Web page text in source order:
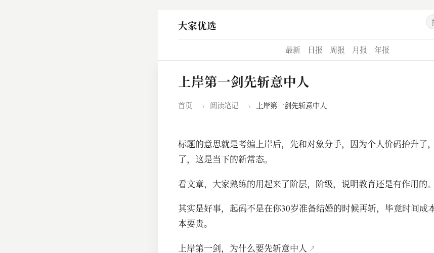
大家优选
最新 日报 周报 月报 年报
上岸第一剑先斩意中人
首页 › 阅读笔记 › 上岸第一剑先斩意中人
标题的意思就是考编上岸后，先和对象分手，因为个人价码抬升了
了，这是当下的新常态。
看文章，大家熟练的用起来了阶层，阶级，说明教育还是有作用的。
其实是好事，起码不是在你30岁准备结婚的时候再斩，毕竟时间成
本要贵。
上岸第一剑，为什么要先斩意中人